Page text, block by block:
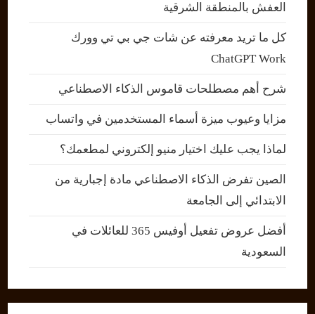
العفش بالمنطقة الشرقية
كل ما تريد معرفته عن شات جي بي تي وورك
ChatGPT Work
شرح أهم مصطلحات قاموس الذكاء الاصطناعي
مزايا وعيوب ميزة أسماء المستخدمين في واتساب
لماذا يجب عليك اختيار منيو إلكتروني لمطعمك؟
الصين تفرض الذكاء الاصطناعي مادة إجبارية من
الابتدائي إلى الجامعة
أفضل عروض تفعيل أوفيس 365 للعائلات في
السعودية